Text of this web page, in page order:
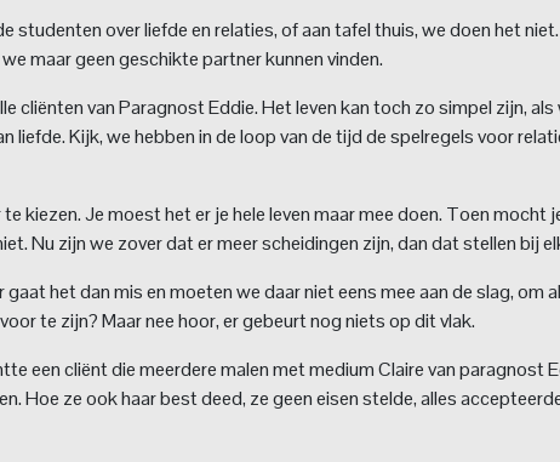
studenten over liefde en relaties, of aan tafel thuis, we doen het
maar geen geschikte partner kunnen vinden.
cliënten van Paragnost Eddie. Het leven kan toch zo simpel zijn,
liefde. Kijk, we hebben in de loop van de tijd de spelregels voor
kiezen. Je moest het er je hele leven maar mee doen. Toen mocht
Nu zijn we zover dat er meer scheidingen zijn, dan dat stellen bij
het dan mis en moeten we daar niet eens mee aan de slag, om
te zijn? Maar nee hoor, er gebeurt nog niets op dit vlak.
een cliënt die meerdere malen met medium Claire van paragnost
Hoe ze ook haar best deed, ze geen eisen stelde, alles